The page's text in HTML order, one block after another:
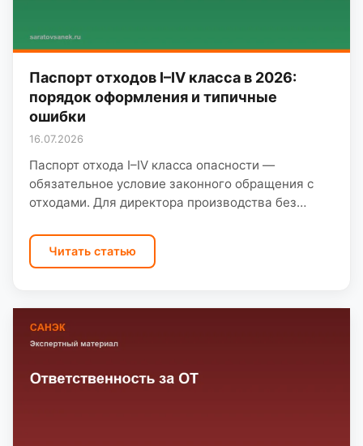
Паспорт отходов I–IV класса в 2026:
порядок оформления и типичные
ошибки
16.07.2026
Паспорт отхода I–IV класса опасности —
обязательное условие законного обращения с
отходами. Для директора производства без
оператором, учёт по ФККО и спокойная
проверка…
Читать статью